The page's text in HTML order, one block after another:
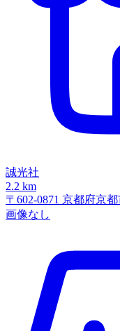
誠光社
2.2 km
〒602-0871 京都府京
画像なし